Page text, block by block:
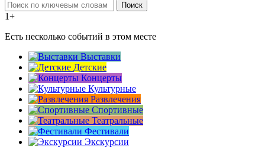
Поиск
1+
Есть несколько событий в этом месте
Выставки
Детские
Концерты
Культурные
Развлечения
Спортивные
Театральные
Фестивали
Экскурсии